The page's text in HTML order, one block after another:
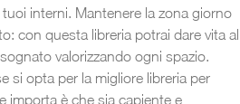
interni. Mantenere la zona giorno
con questa libreria potrai dare vita al
valorizzando ogni spazio.
si opta per la migliore libreria per
importa è che sia capiente e